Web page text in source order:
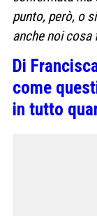
punto, però, o
anche noi cosa
Di
come
in tutto